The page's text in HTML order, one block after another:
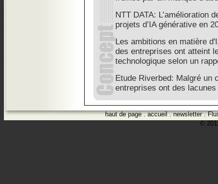
NTT DATA: L’amélioration
projets d’IA générative en
Les ambitions en matière
des entreprises ont atteint
technologique selon un
Etude Riverbed: Malgré un
entreprises ont des
haut de page.accueil.newsletter.
©